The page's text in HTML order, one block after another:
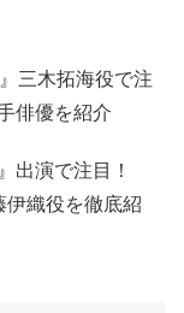
三木拓海役で注
俳優を紹介
出演で注目！
伊織役を徹底紹